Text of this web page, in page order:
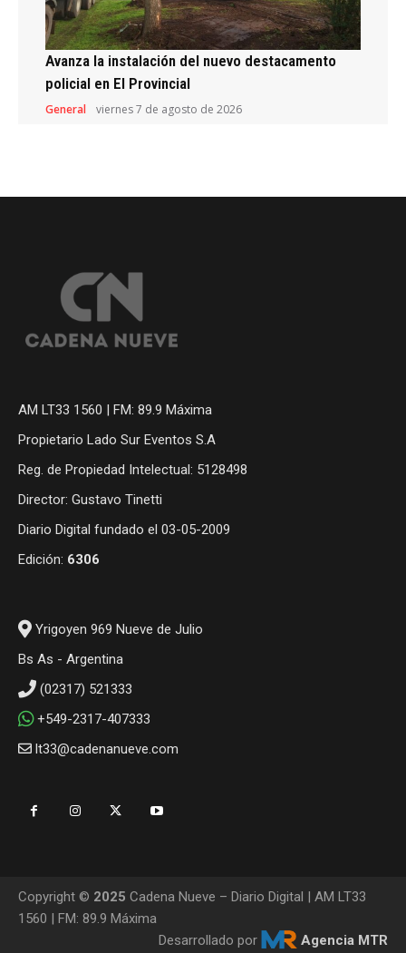
Avanza la instalación del nuevo destacamento
policial en El Provincial
General viernes 7 de agosto de 2026
AM LT33 1560 | FM: 89.9 Máxima
Propietario Lado Sur Eventos S.A
Reg. de Propiedad Intelectual: 5128498
Director: Gustavo Tinetti
Diario Digital fundado el 03-05-2009
Edición: 6306
Yrigoyen 969 Nueve de Julio
Bs As - Argentina
(02317) 521333
+549-2317-407333
lt33@cadenanueve.com
Copyright © 2025 Cadena Nueve – Diario Digital | AM LT33
1560 | FM: 89.9 Máxima
Desarrollado por
Agencia MTR